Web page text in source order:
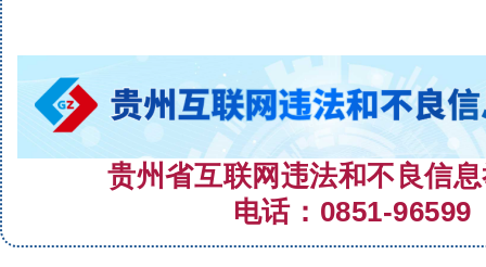
贵州省互联网违法和不良信
电话：0851-96599